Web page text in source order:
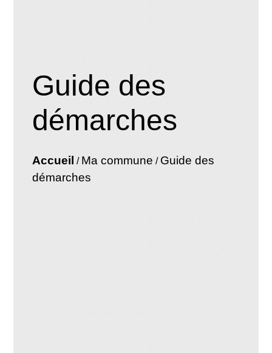
Guide des
démarches
Accueil / Ma commune / Guide des
démarches